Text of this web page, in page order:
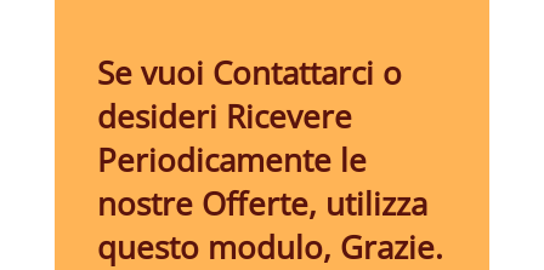
Se vuoi Contattarci o
desideri Ricevere
Periodicamente le
nostre Offerte, utilizza
questo modulo, Grazie.